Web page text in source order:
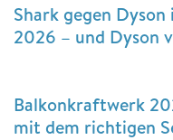
Shark gegen
2026 – und Dyson
Balkonkraftwerk
mit dem richtigen